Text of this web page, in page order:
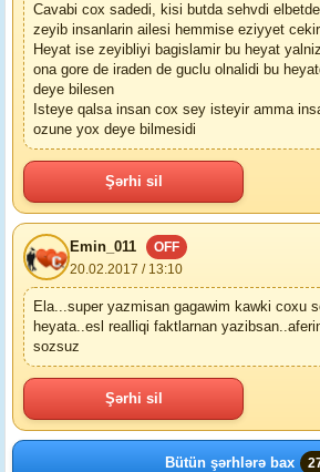
Cavabi cox sadedi, kisi butda sehvdi
zeyib insanlarin ailesi hemmise eziyyet cekir
Heyat ise zeyibliyi bagislamir bu heyat
ona gore de iraden de guclu olnalidi bu
deye bilesen
Isteye qalsa insan cox sey isteyir amma
ozune yox deye bilmesidi
Şərhi sil
Emin_011
OFF
20.02.2017 / 13:10
Ela...super yazmisan gagawim kawki coxu
heyata..esl realliqi faktlarnan
sozsuz
Şərhi sil
Bütün şərhlərə bax